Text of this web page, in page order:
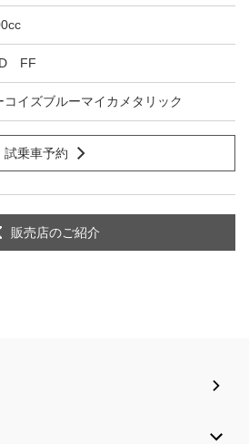
FF
コイズブルーマイカメタリック
試乗車予約
販売店のご紹介